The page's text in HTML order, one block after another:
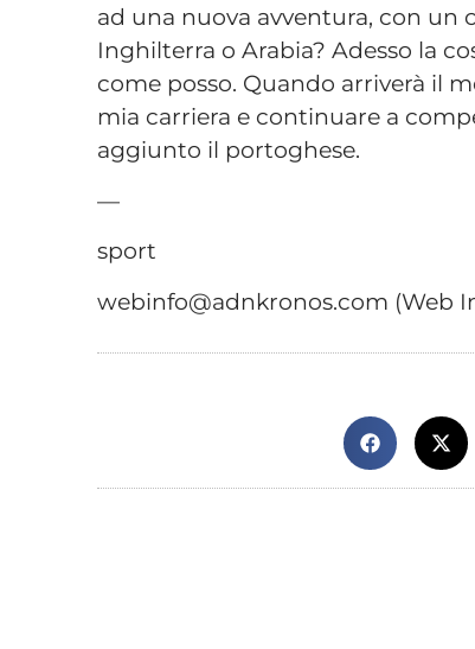
ad una nuova avventura, con un
Inghilterra o Arabia? Adesso la
come posso. Quando arriverà il
mia carriera e continuare a
aggiunto il portoghese.
—
sport
webinfo@adnkronos.com (Web